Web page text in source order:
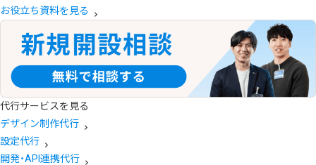
お役立ち資料を見る
代行サービスを見る
デザイン制作代行
設定代行
開発・API連携代行